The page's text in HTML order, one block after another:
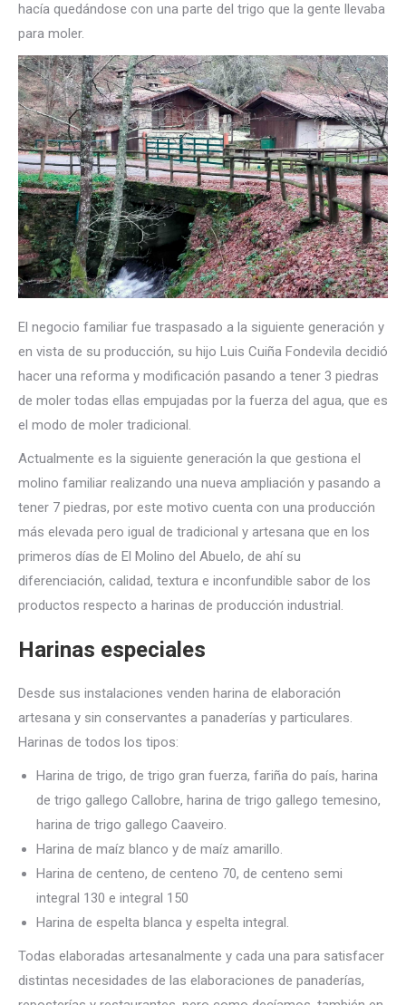
hacía quedándose con una parte del trigo que la gente llevaba
para moler.
El negocio familiar fue traspasado a la siguiente generación y
en vista de su producción, su hijo Luis Cuiña Fondevila decidió
hacer una reforma y modificación pasando a tener 3 piedras
de moler todas ellas empujadas por la fuerza del agua, que es
el modo de moler tradicional.
Actualmente es la siguiente generación la que gestiona el
molino familiar realizando una nueva ampliación y pasando a
tener 7 piedras, por este motivo cuenta con una producción
más elevada pero igual de tradicional y artesana que en los
primeros días de El Molino del Abuelo, de ahí su
diferenciación, calidad, textura e inconfundible sabor de los
productos respecto a harinas de producción industrial.
Harinas especiales
Desde sus instalaciones venden harina de elaboración
artesana y sin conservantes a panaderías y particulares.
Harinas de todos los tipos:
Harina de trigo, de trigo gran fuerza, fariña do país, harina
de trigo gallego Callobre, harina de trigo gallego temesino,
harina de trigo gallego Caaveiro.
Harina de maíz blanco y de maíz amarillo.
Harina de centeno, de centeno 70, de centeno semi
integral 130 e integral 150
Harina de espelta blanca y espelta integral.
Todas elaboradas artesanalmente y cada una para satisfacer
distintas necesidades de las elaboraciones de panaderías,